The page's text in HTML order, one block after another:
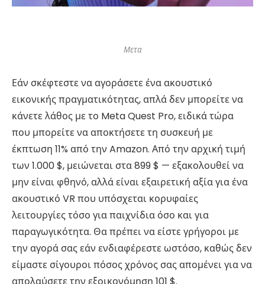
Μετα
Εάν σκέφτεστε να αγοράσετε ένα ακουστικό
εικονικής πραγματικότητας, απλά δεν μπορείτε να
κάνετε λάθος με το Meta Quest Pro, ειδικά τώρα
που μπορείτε να αποκτήσετε τη συσκευή με
έκπτωση 11% από την Amazon. Από την αρχική τιμή
των 1.000 $, μειώνεται στα 899 $ — εξακολουθεί να
μην είναι φθηνό, αλλά είναι εξαιρετική αξία για ένα
ακουστικό VR που υπόσχεται κορυφαίες
λειτουργίες τόσο για παιχνίδια όσο και για
παραγωγικότητα. Θα πρέπει να είστε γρήγοροι με
την αγορά σας εάν ενδιαφέρεστε ωστόσο, καθώς δεν
είμαστε σίγουροι πόσος χρόνος σας απομένει για να